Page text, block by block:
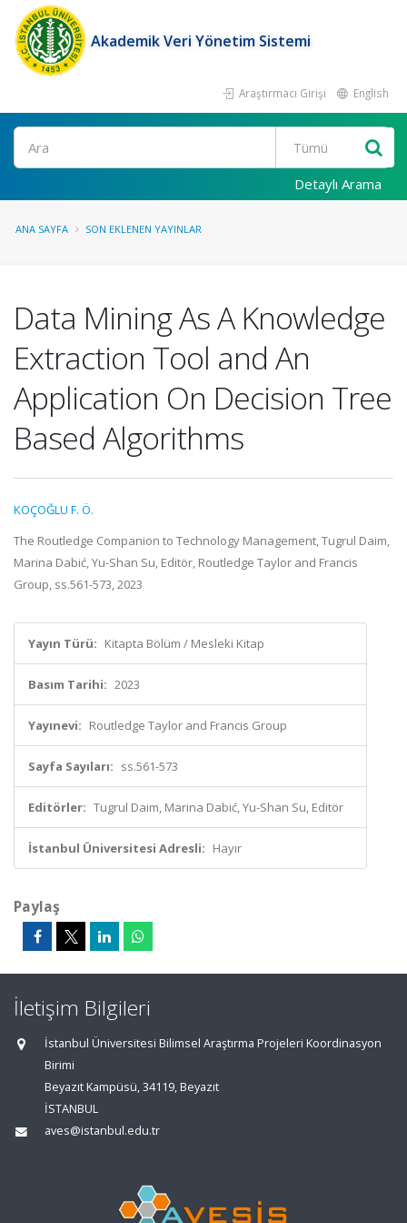
Akademik Veri Yönetim Sistemi
Araştırmacı Girişi English
Ara
Detaylı Arama
ANA SAYFA SON EKLENEN YAYINLAR
Data Mining As A Knowledge
Extraction Tool and An
Application On Decision Tree
Based Algorithms
KOÇOĞLU F. Ö.
The Routledge Companion to Technology Management, Tugrul Daim,
Marina Dabić, Yu-Shan Su, Editör, Routledge Taylor and Francis
Group, ss.561-573, 2023
Yayın Türü: Kitapta Bölüm / Mesleki Kitap
Basım Tarihi: 2023
Yayınevi: Routledge Taylor and Francis Group
Sayfa Sayıları: ss.561-573
Editörler: Tugrul Daim, Marina Dabić, Yu-Shan Su, Editör
İstanbul Üniversitesi Adresli: Hayır
Paylaş
İletişim Bilgileri
İstanbul Üniversitesi Bilimsel Araştırma Projeleri Koordinasyon
Birimi
Beyazıt Kampüsü, 34119, Beyazıt
İSTANBUL
aves@istanbul.edu.tr